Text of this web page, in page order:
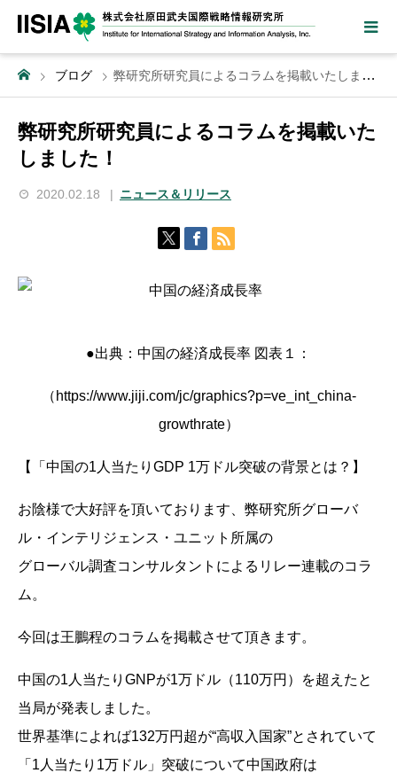
ブログ 弊研究所研究員によるコラムを掲載いたしました！
弊研究所研究員によるコラムを掲載いた
しました！
2020.02.18 ニュース＆リリース
●出典：中国の経済成長率 図表１：
（https://www.jiji.com/jc/graphics?p=ve_int_china-
growthrate）
【「中国の1人当たりGDP 1万ドル突破の背景とは？】
お陰様で大好評を頂いております、弊研究所グローバ
ル・インテリジェンス・ユニット所属の
グローバル調査コンサルタントによるリレー連載のコラ
ム。
今回は王鵬程のコラムを掲載させて頂きます。
中国の1人当たりGNPが1万ドル（110万円）を超えたと
当局が発表しました。
世界基準によれば132万円超が“高収入国家”とされていて
「1人当たり1万ドル」突破について中国政府は